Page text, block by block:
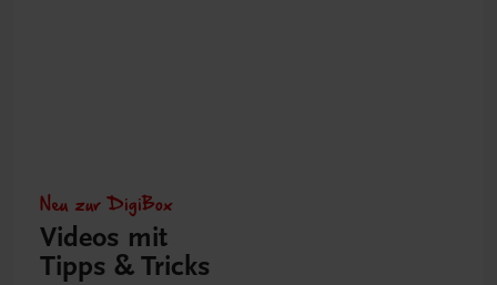
Neu zur DigiBox
Videos mit
Tipps & Tricks